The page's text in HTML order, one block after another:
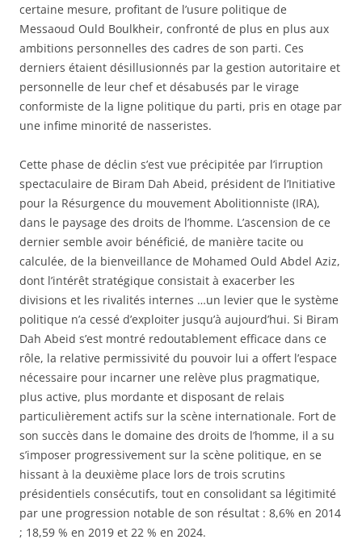
certaine mesure, profitant de l’usure politique de
Messaoud Ould Boulkheir, confronté de plus en plus aux
ambitions personnelles des cadres de son parti. Ces
derniers étaient désillusionnés par la gestion autoritaire et
personnelle de leur chef et désabusés par le virage
conformiste de la ligne politique du parti, pris en otage par
une infime minorité de nasseristes.
Cette phase de déclin s’est vue précipitée par l’irruption
spectaculaire de Biram Dah Abeid, président de l’Initiative
pour la Résurgence du mouvement Abolitionniste (IRA),
dans le paysage des droits de l’homme. L’ascension de ce
dernier semble avoir bénéficié, de manière tacite ou
calculée, de la bienveillance de Mohamed Ould Abdel Aziz,
dont l’intérêt stratégique consistait à exacerber les
divisions et les rivalités internes …un levier que le système
politique n’a cessé d’exploiter jusqu’à aujourd’hui. Si Biram
Dah Abeid s’est montré redoutablement efficace dans ce
rôle, la relative permissivité du pouvoir lui a offert l’espace
nécessaire pour incarner une relève plus pragmatique,
plus active, plus mordante et disposant de relais
particulièrement actifs sur la scène internationale. Fort de
son succès dans le domaine des droits de l’homme, il a su
s’imposer progressivement sur la scène politique, en se
hissant à la deuxième place lors de trois scrutins
présidentiels consécutifs, tout en consolidant sa légitimité
par une progression notable de son résultat : 8,6% en 2014
; 18,59 % en 2019 et 22 % en 2024.